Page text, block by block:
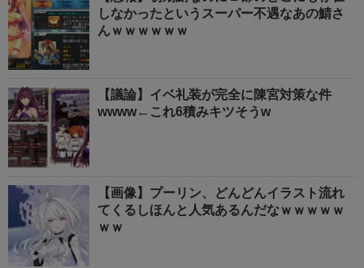
しなかったというスーパー不遇なあの鯖さ
んｗｗｗｗｗｗ
【議論】イベ礼装が完全に陳宮対策な件
wwww←これ6積みキツそうw
【画像】プーリン、どんどんイラスト流れ
てくるしほんと人気あるんだなｗｗｗｗｗ
ｗｗ